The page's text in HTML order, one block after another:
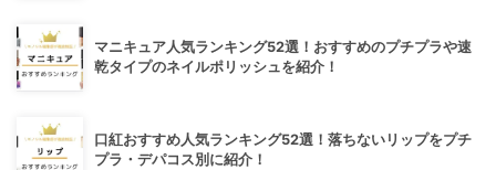
マニキュア人気ランキング52選！おすすめのプチプラや速
乾タイプのネイルポリッシュを紹介！
口紅おすすめ人気ランキング52選！落ちないリップをプチ
プラ・デパコス別に紹介！